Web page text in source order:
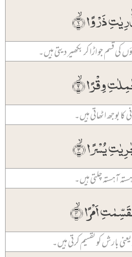
ذَرۡوًا ۙ﴿۱﴾
کی قسم جو اڑا کر بکھیر دیتی ہیں۔
وِقۡرًا ۙ﴿۲﴾
کا بوجھ اٹھاتی ہیں۔
یُسۡرًا ۙ﴿۳﴾
آہستہ چلتی ہیں۔
اَمۡرًا ۙ﴿۴﴾
بارش کو تقسیم کرتی ہیں۔